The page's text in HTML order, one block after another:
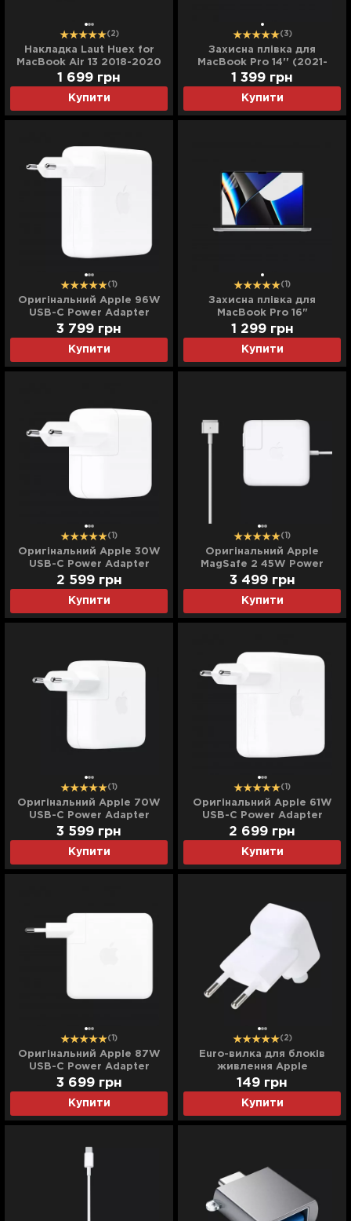
(2)
Накладка Laut Huex for
MacBook Air 13 2018-2020
(Frost)
Купити
1 699 грн
(3)
Захисна плівка для
MacBook Pro 14'' (2021-
2026)
Купити
1 399 грн
(1)
Оригінальний Apple 96W
USB-C Power Adapter
(MX0J2)
Купити
3 799 грн
(1)
Захисна плівка для
MacBook Pro 16"
(2021/2023)
Купити
1 299 грн
(1)
Оригінальний Apple 30W
USB-C Power Adapter
(MR2A2)
Купити
2 599 грн
(1)
Оригінальний Apple
MagSafe 2 45W Power
Adapter (MD592)
Купити
3 499 грн
(1)
Оригінальний Apple 70W
USB-C Power Adapter
(MQLN3)
Купити
3 599 грн
(1)
Оригінальний Apple 61W
USB-C Power Adapter
(MNF72)
Купити
2 699 грн
(1)
Оригінальний Apple 87W
USB-C Power Adapter
(MNF82)
Купити
3 699 грн
(2)
Euro-вилка для блоків
живлення Apple
Купити
149 грн